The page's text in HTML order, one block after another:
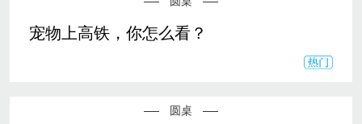
宠物上高铁，你怎么看？
圆桌